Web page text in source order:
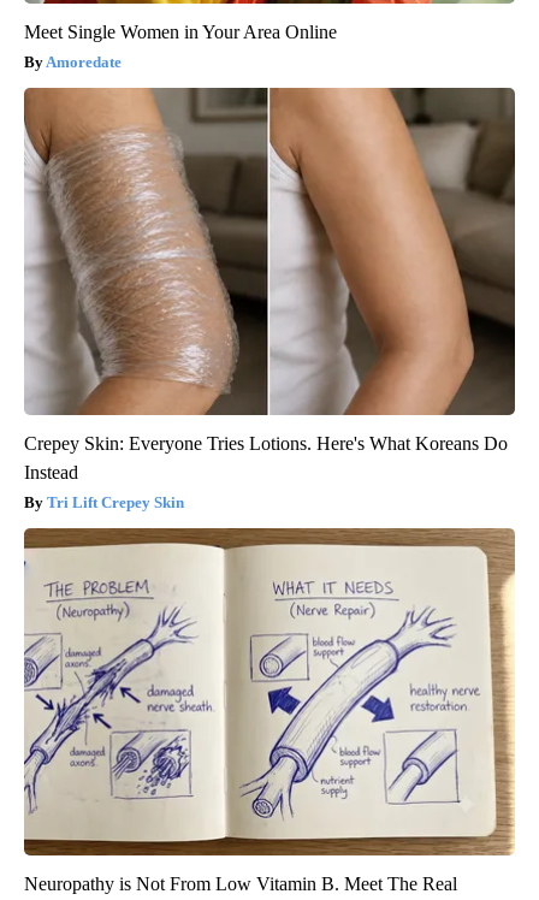
Meet Single Women in Your Area Online
Amoredate
Crepey Skin: Everyone Tries Lotions. Here's What Koreans Do
Instead
Tri Lift Crepey Skin
Neuropathy is Not From Low Vitamin B. Meet The Real